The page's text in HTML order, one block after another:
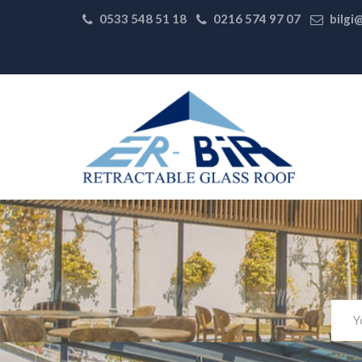
0533 548 51 18 0216 574 97 07